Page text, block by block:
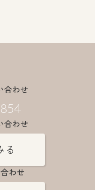
合わせ
合わせ
る
わせ